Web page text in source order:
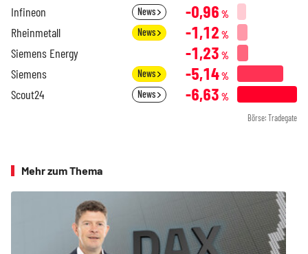
Infineon News -0,96 %
Rheinmetall News -1,12 %
Siemens Energy -1,23 %
Siemens News -5,14%
Scout24 News -6,63 %
Börse: Tradegate
Mehr zum Thema